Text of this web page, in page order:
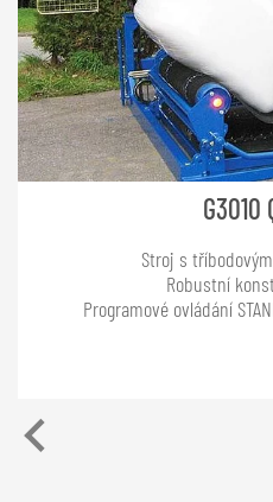
G3010
Stroj s
Robustní
Programové ovládání